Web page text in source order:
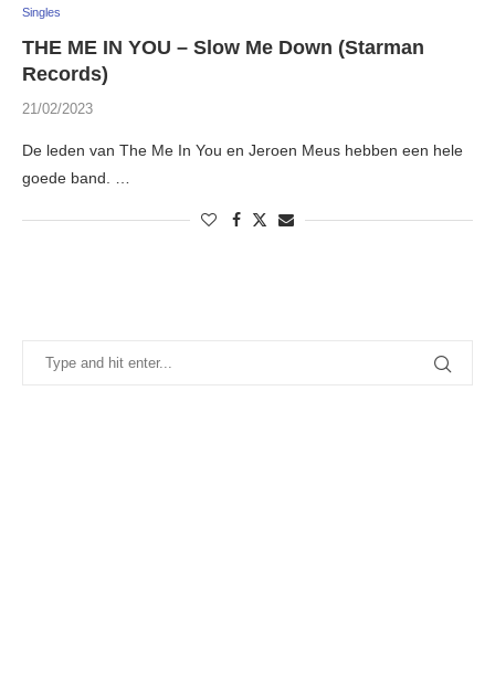
Singles
THE ME IN YOU – Slow Me Down (Starman
Records)
21/02/2023
De leden van The Me In You en Jeroen Meus hebben een hele
goede band. …